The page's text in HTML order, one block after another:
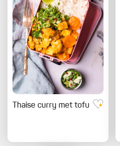
Thaise curry met tofu